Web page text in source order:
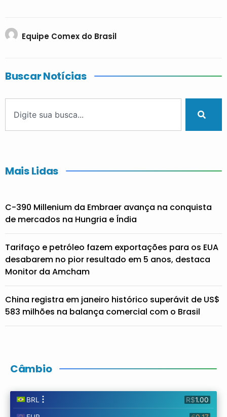
Equipe Comex do Brasil
Buscar Notícias
Mais Lidas
C-390 Millenium da Embraer avança na conquista
de mercados na Hungria e Índia
Tarifaço e petróleo fazem exportações para os EUA
desabarem no pior resultado em 5 anos, destaca
Monitor da Amcham
China registra em janeiro histórico superávit de US$
583 milhões na balança comercial com o Brasil
Câmbio